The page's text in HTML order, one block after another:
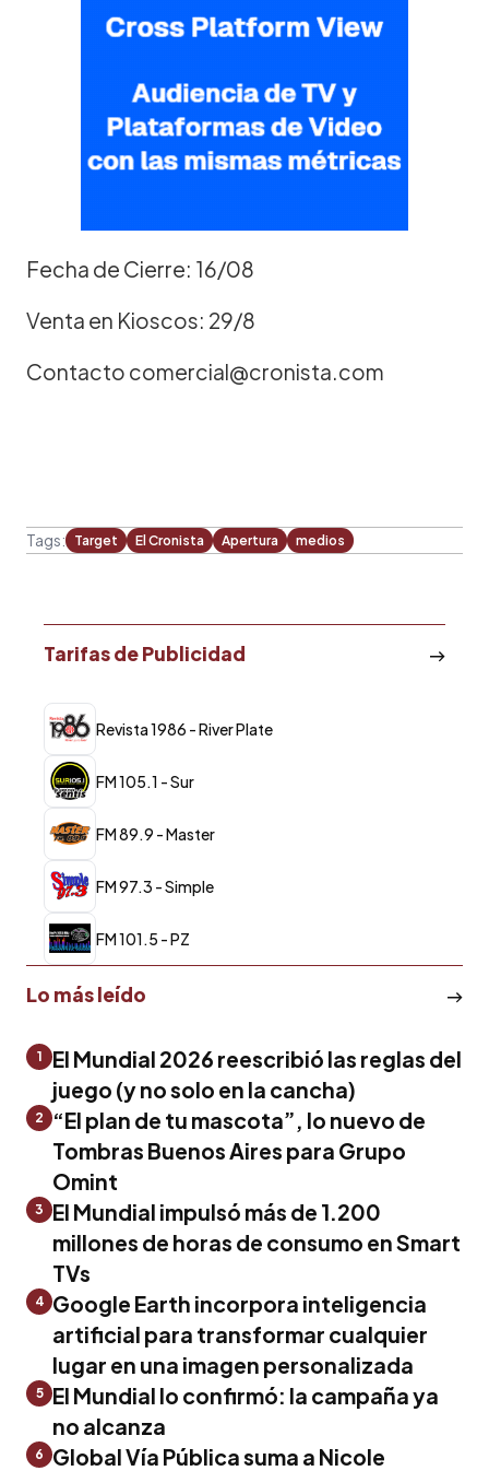
Fecha de Cierre: 16/08
Venta en Kioscos: 29/8
Contacto comercial@cronista.com
Tags: Target El Cronista Apertura medios
Tarifas de Publicidad
Revista 1986 - River Plate
FM 105.1 - Sur
FM 89.9 - Master
FM 97.3 - Simple
FM 101.5 - PZ
Lo más leído
1
El Mundial 2026 reescribió las reglas del
juego (y no solo en la cancha)
2
“El plan de tu mascota”, lo nuevo de
Tombras Buenos Aires para Grupo
Omint
3
El Mundial impulsó más de 1.200
millones de horas de consumo en Smart
TVs
4 Google Earth incorpora inteligencia
artificial para transformar cualquier
lugar en una imagen personalizada
5
El Mundial lo confirmó: la campaña ya
no alcanza
6 Global Vía Pública suma a Nicole